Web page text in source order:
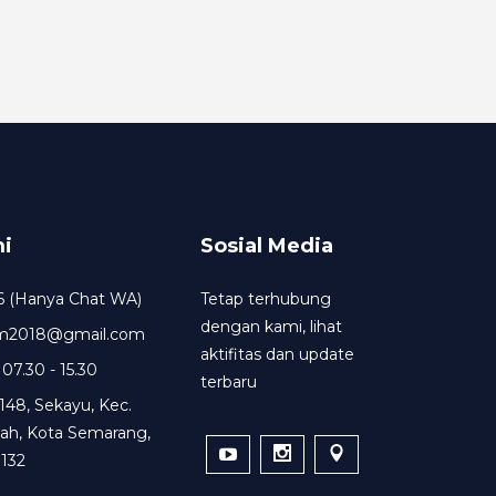
(Hanya Chat WA)
- 15.30
Sekayu, Kec.
Kota Semarang,
Sosial Media
Tetap terhubung
dengan kami, lihat
aktifitas dan update
terbaru